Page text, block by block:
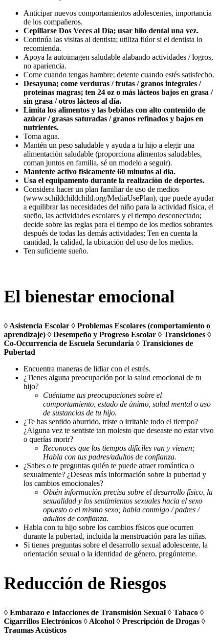
Anticipar nuevos comportamientos adolescentes, importancia
de los compañeros.
Cepillarse Dos Veces al Día; usar hilo dental una vez.
Continúa las visitas al dentista; utiliza flúor si el dentista lo
recomienda.
Apoya la autoimagen saludable alabando actividades / logros,
no apariencia.
Come cuando tengas hambre; detente cuando estés satisfecho.
Desayuna; come verduras / frutas / granos integrales /
proteínas magras; ten 24 oz o más lácteos bajos en grasa /
sin grasa / otros lácteos al día.
Limita los alimentos y las bebidas con alto contenido de
azúcar / grasas saturadas / granos refinados y bajos en
nutrientes.
Toma agua.
Mantén un peso saludable y ayuda a tu hijo a elegir una
alimentación saludable (proporciona alimentos saludables,
coman juntos en familia, sé un modelo a seguir).
Mantente activo físicamente 60 minutos al día.
Usa el equipamento durante la realización de deportes.
Considera hacer un plan familiar de uso de medios
(www.schildchildchild.org/MediaUsePlan), que puede ayudar
a equilibrar las necesidades del niño para la actividad física, el
sueño, las actividades escolares y el tiempo desconectado;
decide sobre las reglas para el tiempo de los medios sobrantes
después de todas las demás actividades; Ten en cuenta la
cantidad, la calidad, la ubicación del uso de los medios.
Ten suficiente sueño.
El bienestar emocional
◊ Asistencia Escolar ◊ Problemas Escolares (comportamiento o
aprendizaje) ◊ Desempeño y Progreso Escolar ◊ Transiciones ◊
Co-Occurrencia de Escuela Secundaria ◊ Transiciones de
Pubertad
Encuentra maneras de lidiar con el estrés.
¿Tienes alguna preocupación por la salud emocional de tu
hijo?
Cuéntame tus preocupaciones sobre el
comportamiento, estado de ánimo, salud mental o uso
de sustancias de tu hijo.
¿Te has sentido aburrido, triste o irritable todo el tiempo?
¿Alguna vez te sentiste tan molesto que deseaste no estar vivo
o querías morir?
Reconoces que los tiempos difíciles van y vienen;
Habla con tus padres/adultos de confianza.
¿Sabes o te preguntas quién te puede atraer romántica o
sexualmente? ¿Deseas más información sobre la pubertad y
los cambios emocionales?
Obtén información precisa sobre el desarrollo físico, la
sexualidad y los sentimientos sexuales hacia el sexo
opuesto o el mismo sexo; habla conmigo / padres /
adultos de confianza.
Habla con tu hijo sobre los cambios físicos que ocurren
durante la pubertad, incluida la menstruación para las niñas.
Si tienes preguntas sobre el desarrollo sexual adolescente, la
orientación sexual o la identidad de género, pregúnteme.
Reducción de Riesgos
◊ Embarazo e Infacciones de Transmisión Sexual ◊ Tabaco ◊
Cigarrillos Electrónicos ◊ Alcohol ◊ Prescripción de Drogas ◊
Traumas Acústicos